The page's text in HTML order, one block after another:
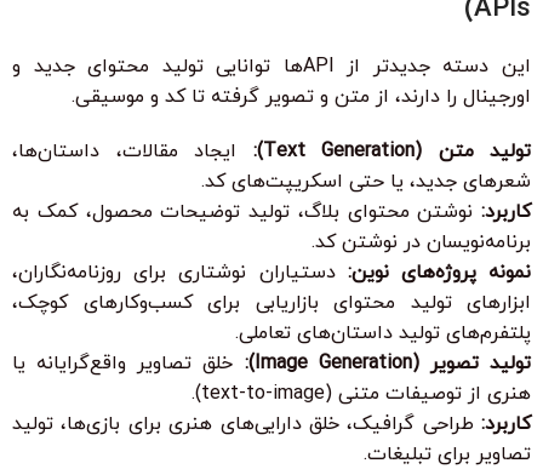
APIs)
این دسته جدیدتر از APIها توانایی تولید محتوای جدید و
اورجینال را دارند، از متن و تصویر گرفته تا کد و موسیقی.
تولید متن (Text Generation):
ایجاد مقالات، داستان‌ها،
شعرهای جدید، یا حتی اسکریپت‌های کد.
کاربرد: نوشتن محتوای بلاگ، تولید توضیحات محصول، کمک به
برنامه‌نویسان در نوشتن کد.
نمونه پروژه‌های نوین: دستیاران نوشتاری برای روزنامه‌نگاران،
ابزارهای تولید محتوای بازاریابی برای کسب‌وکارهای کوچک،
پلتفرم‌های تولید داستان‌های تعاملی.
تولید تصویر (Image Generation):
خلق تصاویر واقع‌گرایانه یا
هنری از توصیفات متنی (text-to-image).
کاربرد: طراحی گرافیک، خلق دارایی‌های هنری برای بازی‌ها، تولید
تصاویر برای تبلیغات.